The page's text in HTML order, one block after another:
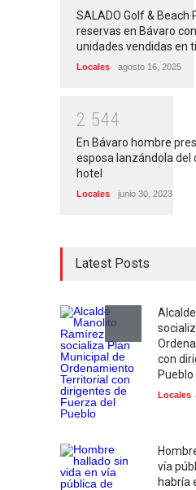
SALADO Golf & Beach
reservas en Bávaro
unidades vendidas en
Locales agosto 16, 2025
2 544
En Bávaro hombre
esposa lanzándola del
hotel
Locales junio 30, 2023
Latest Posts
con
Pueblo
Locales
vía
habría